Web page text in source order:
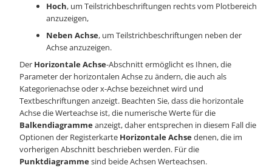
Hoch, um Teilstrichbeschriftungen rechts vom Plotbereich
anzuzeigen,
Neben Achse, um Teilstrichbeschriftungen neben der
Achse anzuzeigen.
Der Horizontale Achse-Abschnitt ermöglicht es Ihnen, die
Parameter der horizontalen Achse zu ändern, die auch als
Kategorienachse oder x-Achse bezeichnet wird und
Textbeschriftungen anzeigt. Beachten Sie, dass die horizontale
Achse die Werteachse ist, die numerische Werte für die
Balkendiagrammeanzeigt, daher entsprechen in diesem Fall die
Optionen der Registerkarte Horizontale Achsedenen, die im
vorherigen Abschnitt beschrieben werden. Für die
Punktdiagrammesind beide Achsen Werteachsen.